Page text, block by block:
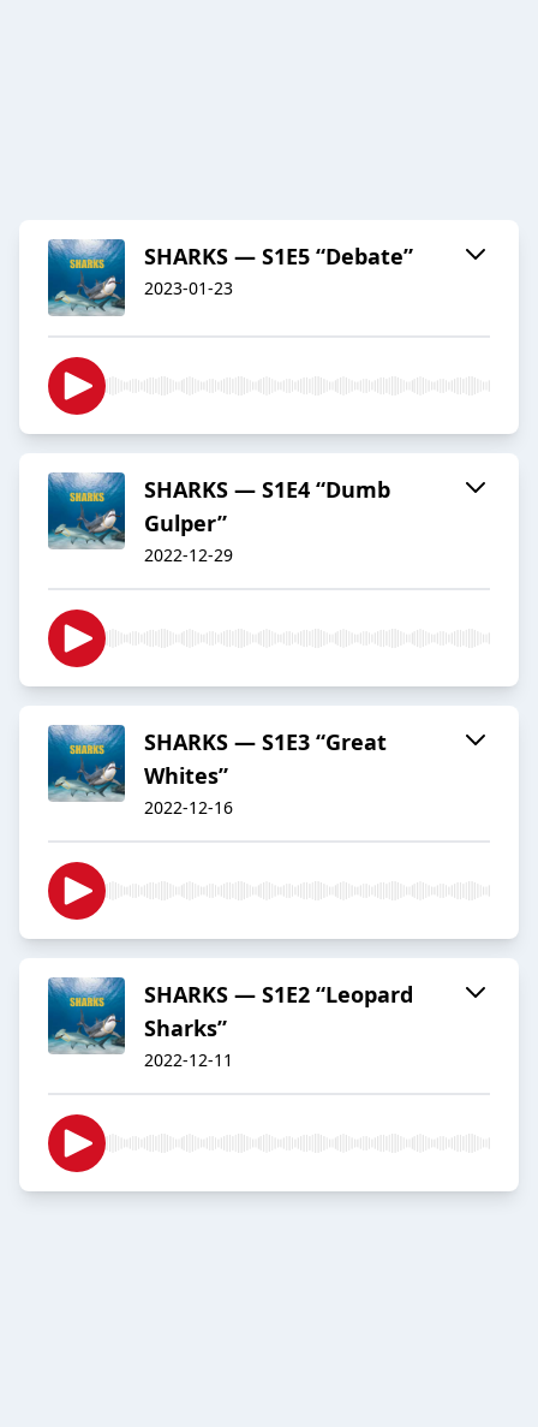
SHARKS — S1E5 “Debate”
2023-01-23
SHARKS — S1E4 “Dumb
Gulper”
2022-12-29
SHARKS — S1E3 “Great
Whites”
2022-12-16
SHARKS — S1E2 “Leopard
Sharks”
2022-12-11